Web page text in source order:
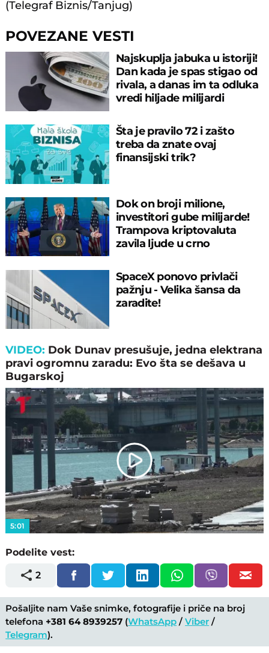
(Telegraf Biznis/Tanjug)
POVEZANE VESTI
Najskuplja jabuka u istoriji!
Dan kada je spas stigao od
rivala, a danas im ta odluka
vredi hiljade milijardi
Šta je pravilo 72 i zašto
treba da znate ovaj
finansijski trik?
Dok on broji milione,
investitori gube milijarde!
Trampova kriptovaluta
zavila ljude u crno
SpaceX ponovo privlači
pažnju - Velika šansa da
zaradite!
VIDEO: Dok Dunav presušuje, jedna elektrana
pravi ogromnu zaradu: Evo šta se dešava u
Bugarskoj
Play
Video
5:01
Podelite vest:
2
Pošaljite nam Vaše snimke, fotografije i priče na broj
telefona +381 64 8939257 (WhatsApp /Viber /
Telegram).